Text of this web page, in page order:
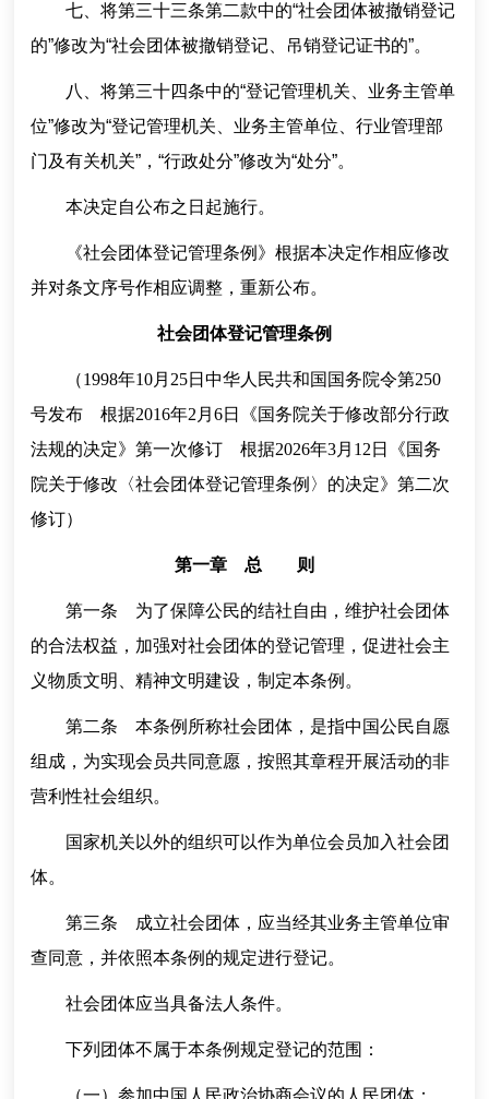
七、将第三十三条第二款中的“社会团体被撤销登记
的”修改为“社会团体被撤销登记、吊销登记证书的”。
八、将第三十四条中的“登记管理机关、业务主管单
位”修改为“登记管理机关、业务主管单位、行业管理部
门及有关机关”，“行政处分”修改为“处分”。
本决定自公布之日起施行。
《社会团体登记管理条例》根据本决定作相应修改
并对条文序号作相应调整，重新公布。
社会团体登记管理条例
（1998年10月25日中华人民共和国国务院令第250
号发布 根据2016年2月6日《国务院关于修改部分行政
法规的决定》第一次修订 根据2026年3月12日《国务
院关于修改〈社会团体登记管理条例〉的决定》第二次
修订）
第一章 总 则
第一条 为了保障公民的结社自由，维护社会团体
的合法权益，加强对社会团体的登记管理，促进社会主
义物质文明、精神文明建设，制定本条例。
第二条 本条例所称社会团体，是指中国公民自愿
组成，为实现会员共同意愿，按照其章程开展活动的非
营利性社会组织。
国家机关以外的组织可以作为单位会员加入社会团
体。
第三条 成立社会团体，应当经其业务主管单位审
查同意，并依照本条例的规定进行登记。
社会团体应当具备法人条件。
下列团体不属于本条例规定登记的范围：